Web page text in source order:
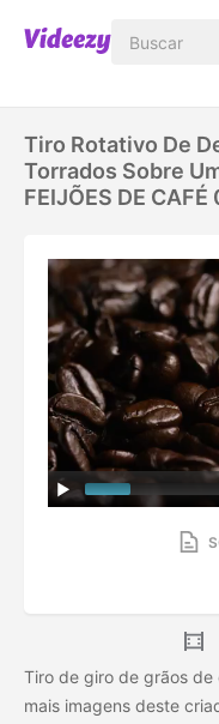
Tiro Rotativo De
Torrados Sobre
FEIJÕES DE CAFÉ
Tiro de giro de grãos
mais imagens deste